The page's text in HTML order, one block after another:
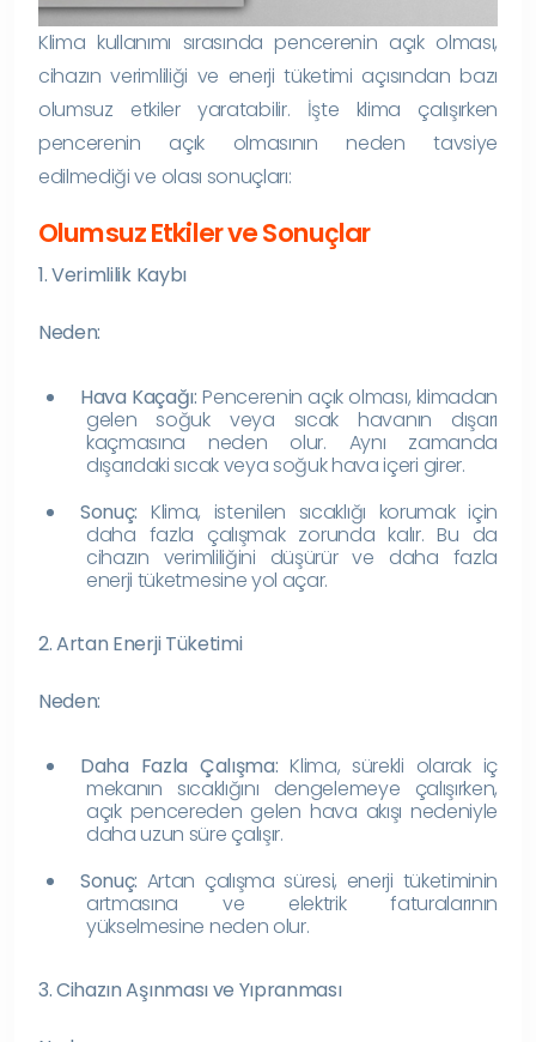
Klima kullanımı sırasında pencerenin açık olması,
cihazın verimliliği ve enerji tüketimi açısından bazı
olumsuz etkiler yaratabilir. İşte klima çalışırken
pencerenin açık olmasının neden tavsiye
edilmediği ve olası sonuçları:
Olumsuz Etkiler ve Sonuçlar
1. Verimlilik Kaybı
Neden:
Hava Kaçağı: Pencerenin açık olması, klimadan
gelen soğuk veya sıcak havanın dışarı
kaçmasına neden olur. Aynı zamanda
dışarıdaki sıcak veya soğuk hava içeri girer.
Sonuç: Klima, istenilen sıcaklığı korumak için
daha fazla çalışmak zorunda kalır. Bu da
cihazın verimliliğini düşürür ve daha fazla
enerji tüketmesine yol açar.
2. Artan Enerji Tüketimi
Neden:
Daha Fazla Çalışma: Klima, sürekli olarak iç
mekanın sıcaklığını dengelemeye çalışırken,
açık pencereden gelen hava akışı nedeniyle
daha uzun süre çalışır.
Sonuç: Artan çalışma süresi, enerji tüketiminin
artmasına ve elektrik faturalarının
yükselmesine neden olur.
3. Cihazın Aşınması ve Yıpranması